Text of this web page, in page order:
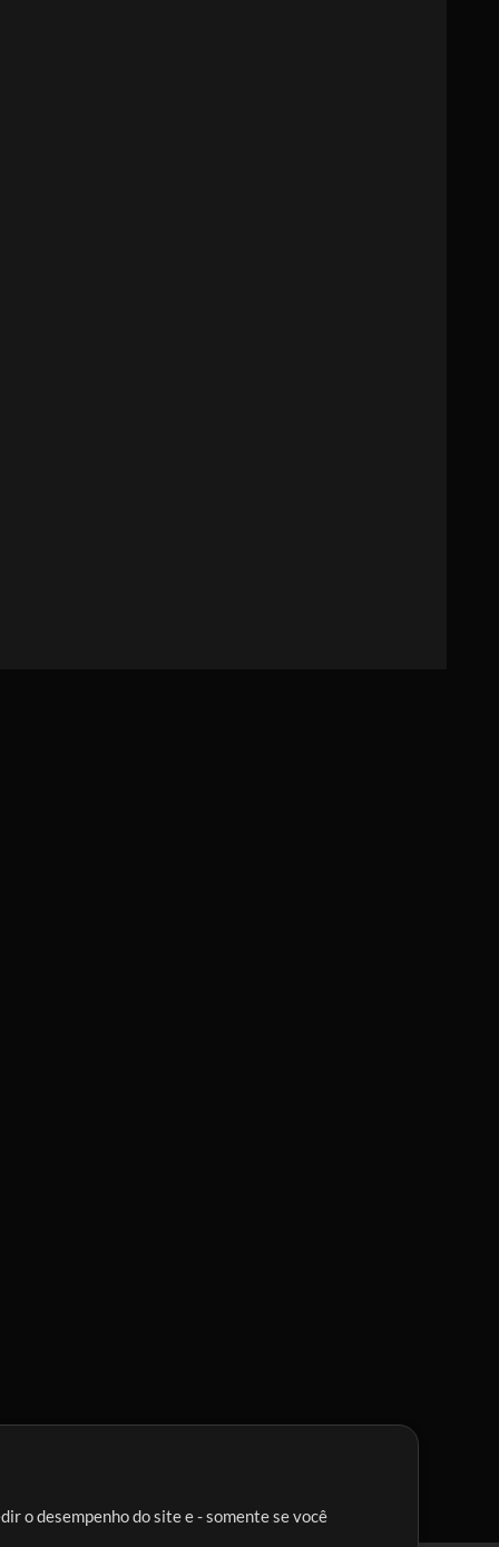
o desempenho do site e - somente se você